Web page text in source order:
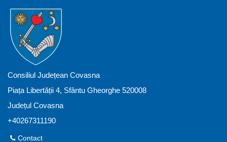
Consiliul Județean Covasna
Piața Libertății 4, Sfântu Gheorghe 520008
Județul Covasna
+40267311190
Contact